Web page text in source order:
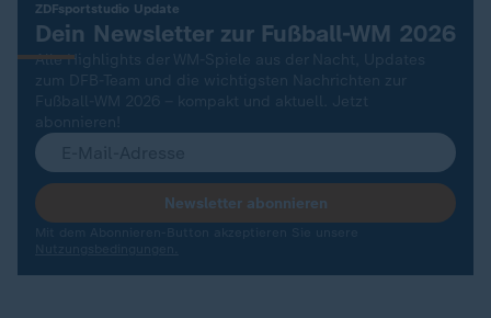
ZDFsportstudio Update
:
Dein Newsletter zur Fußball-WM 2026
Alle Highlights der WM-Spiele aus der Nacht, Updates
zum DFB-Team und die wichtigsten Nachrichten zur
Fußball-WM 2026 – kompakt und aktuell. Jetzt
abonnieren!
Newsletter abonnieren